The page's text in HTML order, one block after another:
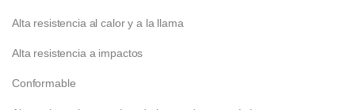
Alta resistencia al calor y a la llama
Alta resistencia a impactos
Conformable